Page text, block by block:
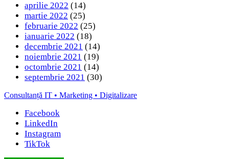
aprilie 2022 (14)
martie 2022 (25)
februarie 2022 (25)
ianuarie 2022 (18)
decembrie 2021 (14)
noiembrie 2021 (19)
octombrie 2021 (14)
septembrie 2021 (30)
Consultanță IT • Marketing • Digitalizare
Facebook
LinkedIn
Instagram
TikTok